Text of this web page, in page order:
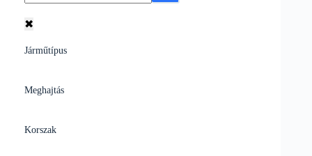
✖
Járműtípus
Meghajtás
Korszak